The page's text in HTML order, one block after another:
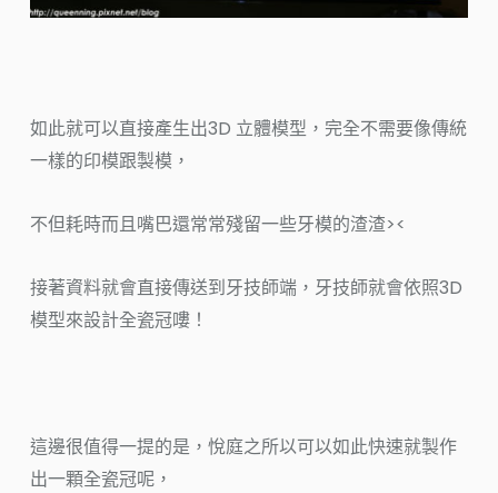
如此就可以直接產生出3D 立體模型，完全不需要像傳統
一樣的印模跟製模，
不但耗時而且嘴巴還常常殘留一些牙模的渣渣><
接著資料就會直接傳送到牙技師端，牙技師就會依照3D
模型來設計全瓷冠嘍！
這邊很值得一提的是，悅庭之所以可以如此快速就製作
出一顆全瓷冠呢，